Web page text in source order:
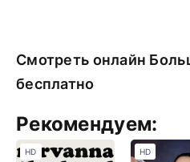
Смотреть онлайн
бесплатно
Рекомендуем:
HD HD